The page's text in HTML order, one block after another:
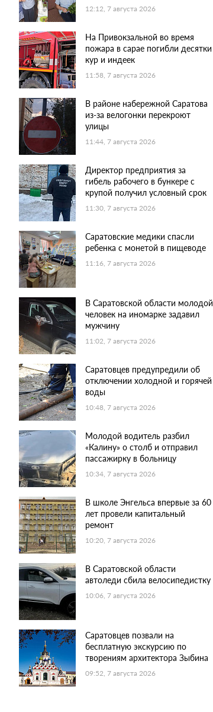
12:12, 7 августа 2026
На Привокзальной во время
пожара в сарае погибли десятки
кур и индеек
11:58, 7 августа 2026
В районе набережной Саратова
из-за велогонки перекроют
улицы
11:44, 7 августа 2026
Директор предприятия за
гибель рабочего в бункере с
крупой получил условный срок
11:30, 7 августа 2026
Саратовские медики спасли
ребенка с монетой в пищеводе
11:16, 7 августа 2026
В Саратовской области молодой
человек на иномарке задавил
мужчину
11:02, 7 августа 2026
Саратовцев предупредили об
отключении холодной и горячей
воды
10:48, 7 августа 2026
Молодой водитель разбил
«Калину» о столб и отправил
пассажирку в больницу
10:34, 7 августа 2026
В школе Энгельса впервые за 60
лет провели капитальный
ремонт
10:20, 7 августа 2026
В Саратовской области
автоледи сбила велосипедистку
10:06, 7 августа 2026
Саратовцев позвали на
бесплатную экскурсию по
творениям архитектора Зыбина
09:52, 7 августа 2026